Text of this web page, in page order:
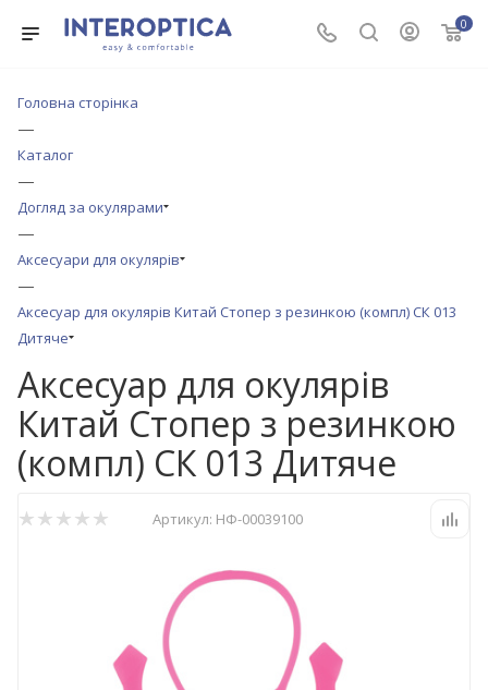
0
Головна сторінка
—
Каталог
—
Догляд за окулярами
—
Аксесуари для окулярів
—
Аксесуар для окулярів Китай Стопер з резинкою (компл) СК 013
Дитяче
Аксесуар для окулярів
Китай Стопер з резинкою
(компл) СК 013 Дитяче
Артикул: НФ-00039100